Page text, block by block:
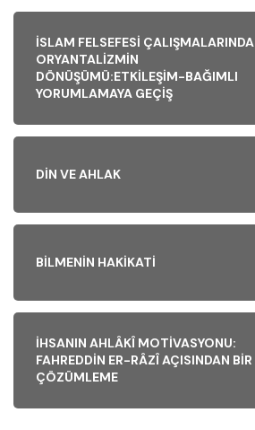
İSLAM FELSEFESI ÇALIŞMALARINDA
ORYANTALIZMIN
DÖNÜŞÜMÜ:ETKILEŞIM-BAĞIMLI
YORUMLAMAYA GEÇIŞ
DIN VE AHLAK
BILMENIN HAKIKATI
İHSANIN AHLÂKÎ MOTIVASYONU:
FAHREDDIN ER-RÂZÎ AÇISINDAN BIR
ÇÖZÜMLEME